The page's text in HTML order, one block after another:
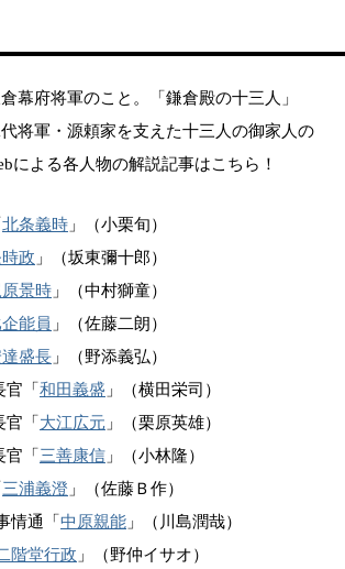
幕府将軍のこと。「鎌倉殿の十三人」
将軍・源頼家を支えた十三人の御家人の
による各人物の解説記事はこちら！
北条義時 」（小栗旬）
政 」（坂東彌十郎）
景時 」（中村獅童）
企能員 」（佐藤二朗）
盛長 」（野添義弘）
「 和田義盛 」（横田栄司）
「 大江広元 」（栗原英雄）
「 三善康信 」（小林隆）
三浦義澄 」（佐藤Ｂ作）
情通「 中原親能 」（川島潤哉）
階堂行政 」（野仲イサオ）